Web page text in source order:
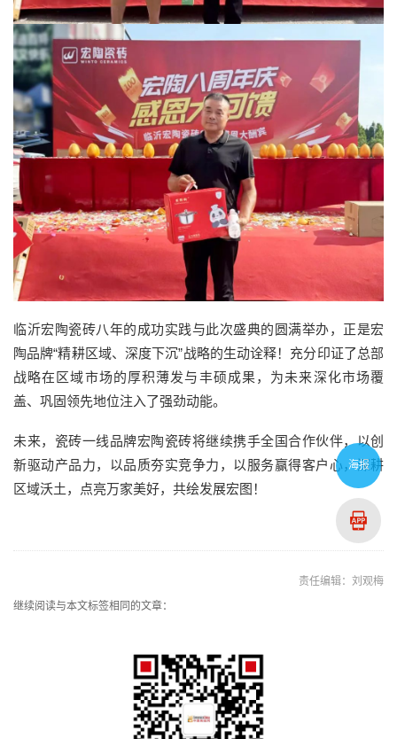
临沂宏陶瓷砖八年的成功实践与此次盛典的圆满举办，正是宏
陶品牌“精耕区域、深度下沉”战略的生动诠释！充分印证了总部
战略在区域市场的厚积薄发与丰硕成果，为未来深化市场覆
盖、巩固领先地位注入了强劲动能。
未来，瓷砖一线品牌宏陶瓷砖将继续携手全国合作伙伴，以创
新驱动产品力，以品质夯实竞争力，以服务赢得客户心，深耕
区域沃土，点亮万家美好，共绘发展宏图！
责任编辑：刘观梅
继续阅读与本文标签相同的文章：
海报